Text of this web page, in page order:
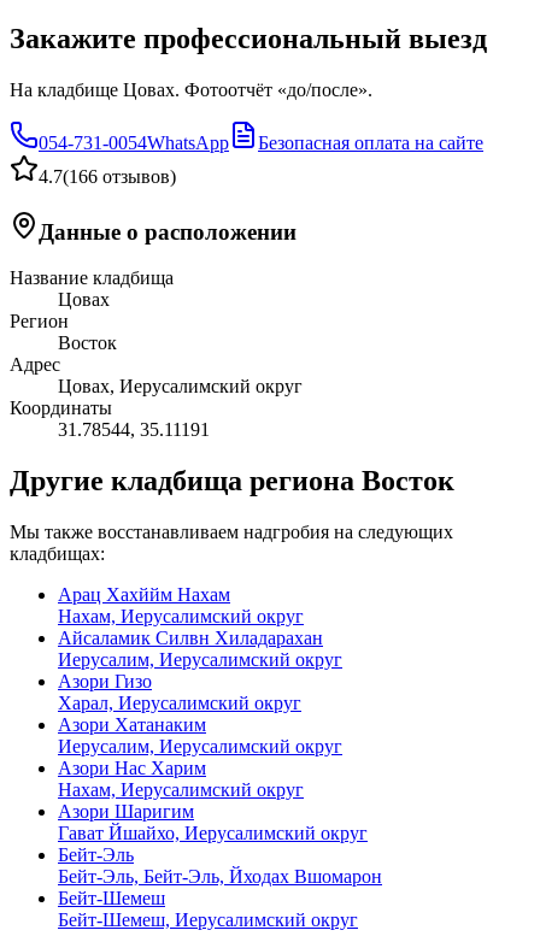
Закажите профессиональный выезд
На кладбище Цовах. Фотоотчёт «до/после».
054-731-0054WhatsApp
Безопасная оплата на сайте
4.7(166 отзывов)
Данные о расположении
Название кладбища
Цовах
Регион
Восток
Адрес
Цовах, Иерусалимский округ
Координаты
31.78544, 35.11191
Другие кладбища региона Восток
Мы также восстанавливаем надгробия на следующих
кладбищах:
Арац Хахййм Нахам
Нахам, Иерусалимский округ
Айсаламик Силвн Хиладарахан
Иерусалим, Иерусалимский округ
Азори Гизо
Харал, Иерусалимский округ
Азори Хатанаким
Иерусалим, Иерусалимский округ
Азори Нас Харим
Нахам, Иерусалимский округ
Азори Шаригим
Гават Йшайхо, Иерусалимский округ
Бейт-Эль
Бейт-Эль, Бейт-Эль, Йходах Вшомарон
Бейт-Шемеш
Бейт-Шемеш, Иерусалимский округ